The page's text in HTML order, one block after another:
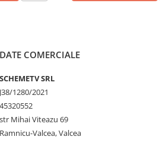
DATE COMERCIALE
SCHEMETV SRL
J38/1280/2021
45320552
str Mihai Viteazu 69
Ramnicu-Valcea, Valcea